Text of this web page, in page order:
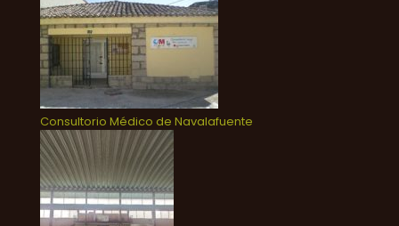
Consultorio Médico de Navalafuente